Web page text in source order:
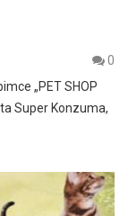
0
„PET SHOP
Super Konzuma,